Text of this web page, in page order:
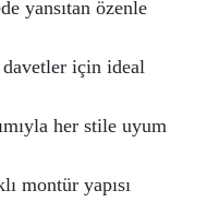
yansıtan özenle
için ideal
her stile uyum
montür yapısı